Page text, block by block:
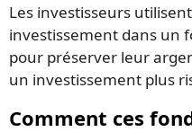
Les investisseurs
investissement dans un
pour préserver leur
un investissement plus
Comment ces